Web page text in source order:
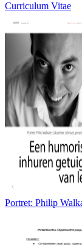
Curriculum Vitae
Portret: Philip